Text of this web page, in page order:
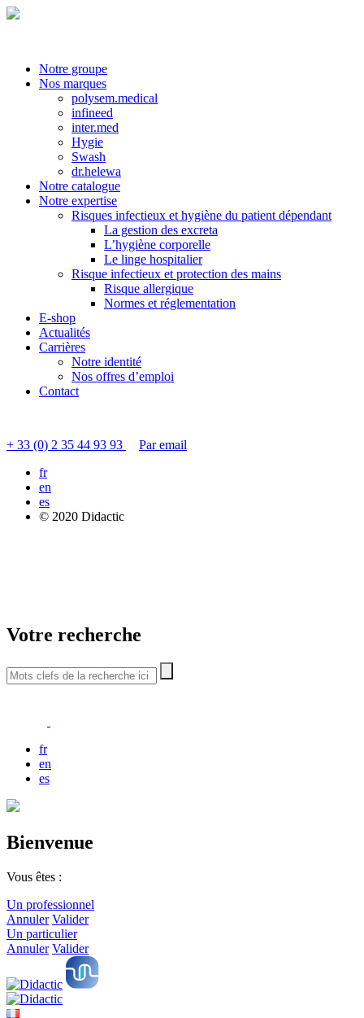
Notre groupe
Nos marques
polysem.medical
infineed
inter.med
Hygie
Swash
dr.helewa
Notre catalogue
Notre expertise
Risques infectieux et hygiène du patient dépendant
La gestion des excreta
L’hygiène corporelle
Le linge hospitalier
Risque infectieux et protection des mains
Risque allergique
Normes et réglementation
E-shop
Actualités
Carrières
Notre identité
Nos offres d’emploi
Contact
+ 33 (0) 2 35 44 93 93
Par email
fr
en
es
© 2020 Didactic
Votre recherche
fr
en
es
Bienvenue
Vous êtes :
Un professionnel
Annuler Valider
Un particulier
Annuler Valider